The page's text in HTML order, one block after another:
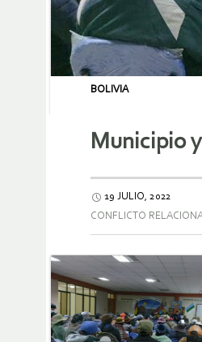
BOLIVIA
Municipio
19 JULIO, 2022
CONFLICTO